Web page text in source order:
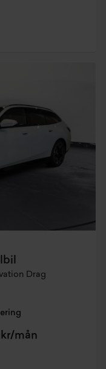
Drag
mån